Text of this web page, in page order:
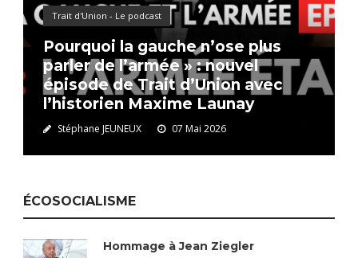
Trait d'Union - Le podcast
Pourquoi la gauche n’ose plus
parler de l’armée » : nouvel
épisode de Trait d’Union avec
l’historien Maxime Launay
Stéphane JEUNEUX 07 Mai 2026
ÉCOSOCIALISME
Hommage à Jean Ziegler